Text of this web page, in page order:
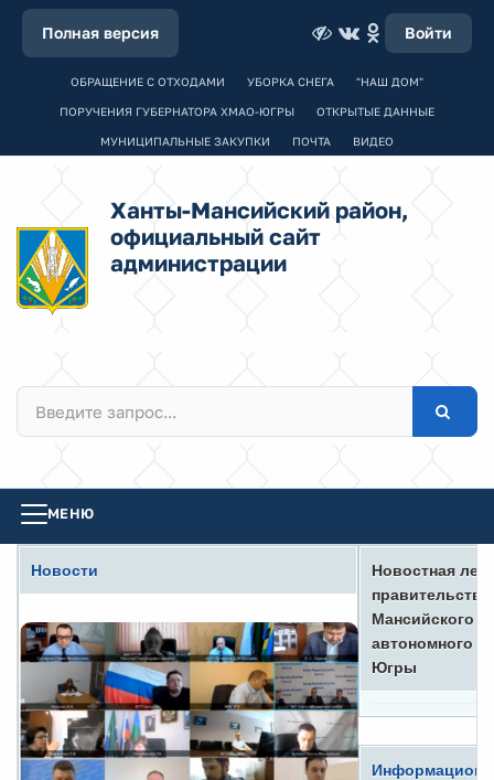
Полная версия Войти
ОБРАЩЕНИЕ С ОТХОДАМИ УБОРКА СНЕГА "НАШ ДОМ"
ПОРУЧЕНИЯ ГУБЕРНАТОРА ХМАО-ЮГРЫ ОТКРЫТЫЕ ДАННЫЕ
МУНИЦИПАЛЬНЫЕ ЗАКУПКИ ПОЧТА ВИДЕО
Ханты-Мансийский район,
официальный сайт
администрации
МЕНЮ
Новости
Новостная
Мансийского
автономного
Югры